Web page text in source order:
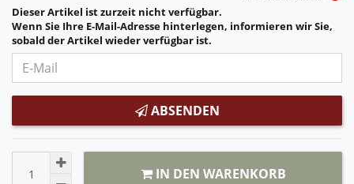
Dieser Artikel ist zurzeit nicht verfügbar.
Wenn Sie Ihre E-Mail-Adresse hinterlegen, informieren wir Sie,
sobald der Artikel wieder verfügbar ist.
ABSENDEN
IN DEN WARENKORB